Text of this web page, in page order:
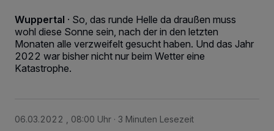
Wuppertal · So, das runde Helle da draußen muss
wohl diese Sonne sein, nach der in den letzten
Monaten alle verzweifelt gesucht haben. Und das Jahr
2022 war bisher nicht nur beim Wetter eine
Katastrophe.
06.03.2022 , 08:00 Uhr 3 Minuten Lesezeit